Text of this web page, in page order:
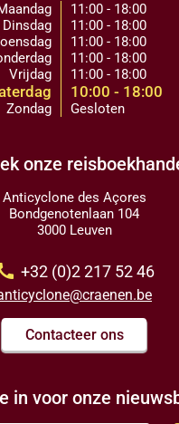
Dinsdag
Vrijdag
Zondag
11:00 - 18:00
11:00 - 18:00
11:00 - 18:00
11:00 - 18:00
11:00 - 18:00
10:00 - 18:00
Gesloten
onze
Anticyclone des Açores
Bondgenotenlaan 104
3000 Leuven
+32 (0)2 217 52 46
Contacteer ons
in voor onze